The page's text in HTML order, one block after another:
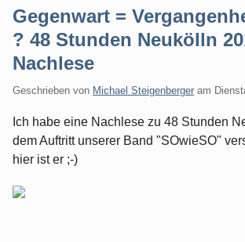
Gegenwart =
? 48 Stunden Neukölln
Nachlese
Geschrieben von Michael Steigenberger am
Ich habe eine Nachlese zu 48 Stunden
dem Auftritt unserer Band "SOwieSO"
hier ist er ;-)